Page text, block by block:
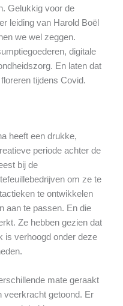
Gelukkig voor de
leiding van Harold Boël
we wel zeggen.
digitale
En laten dat
tijdens Covid.
heeft een drukke,
periode achter de
bij de
om ze te
te ontwikkelen
aan te passen. En die
Ze hebben gezien dat
is verhoogd onder deze
mate geraakt
veerkracht getoond. Er